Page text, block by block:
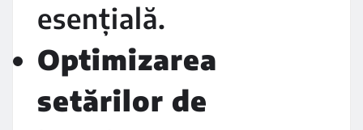
esențială.
Optimizarea
setărilor de